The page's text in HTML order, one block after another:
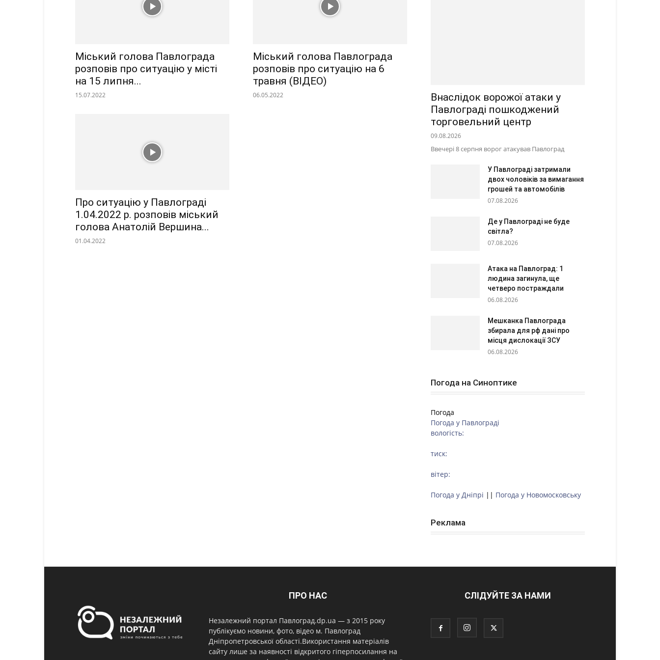
Міський голова Павлограда
розповів про ситуацію у місті
на 15 липня...
15.07.2022
Міський голова Павлограда
розповів про ситуацію на 6
травня (ВІДЕО)
06.05.2022
Про ситуацію у Павлограді
1.04.2022 р. розповів міський
голова Анатолій Вершина...
01.04.2022
Внаслідок ворожої атаки у
Павлограді пошкоджений
торговельний центр
09.08.2026
Ввечері 8 серпня ворог атакував Павлоград
У Павлограді затримали
двох чоловіків за вимагання
грошей та автомобілів
07.08.2026
Де у Павлограді не буде
світла?
07.08.2026
Атака на Павлоград: 1
людина загинула, ще
четверо постраждали
06.08.2026
Мешканка Павлограда
збирала для рф дані про
місця дислокації ЗСУ
06.08.2026
Погода на Синоптике
Погода
Погода у Павлограді
вологість:
тиск:
вітер:
Погода у Дніпрі || Погода у Новомосковську
Реклама
ПРО НАС
Незалежний портал Павлоград.dp.ua — з 2015 року
публікуємо новини, фото, відео м. Павлоград
Дніпропетровської області.Використання матеріалів
сайту лише за наявності відкритого гіперпосилання на
СЛІДУЙТЕ ЗА НАМИ